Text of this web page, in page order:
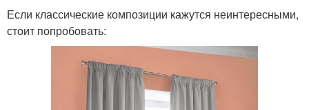
Если классические композиции кажутся неинтересными,
стоит попробовать: